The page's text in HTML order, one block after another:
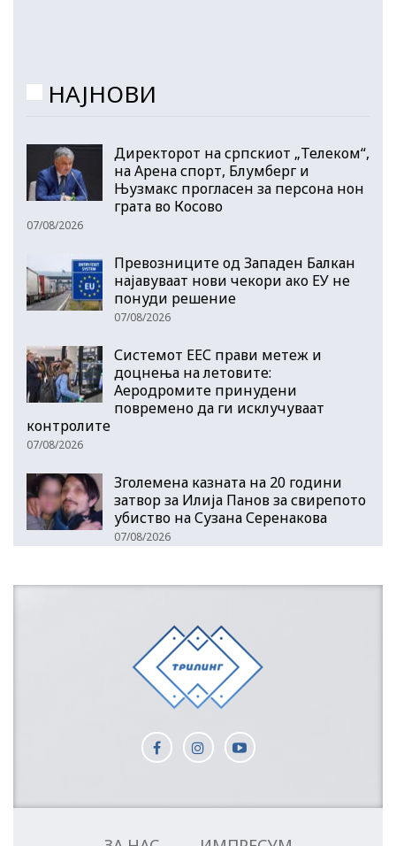
НАЈНОВИ
Директорот на српскиот „Телеком“,
на Арена спорт, Блумберг и
Њузмакс прогласен за персона нон
грата во Косово
07/08/2026
Превозниците од Западен Балкан
најавуваат нови чекори ако ЕУ не
понуди решение
07/08/2026
Системот ЕЕС прави метеж и
доцнења на летовите:
Аеродромите принудени
повремено да ги исклучуваат
контролите
07/08/2026
Зголемена казната на 20 години
затвор за Илија Панов за свирепото
убиство на Сузана Серенакова
07/08/2026